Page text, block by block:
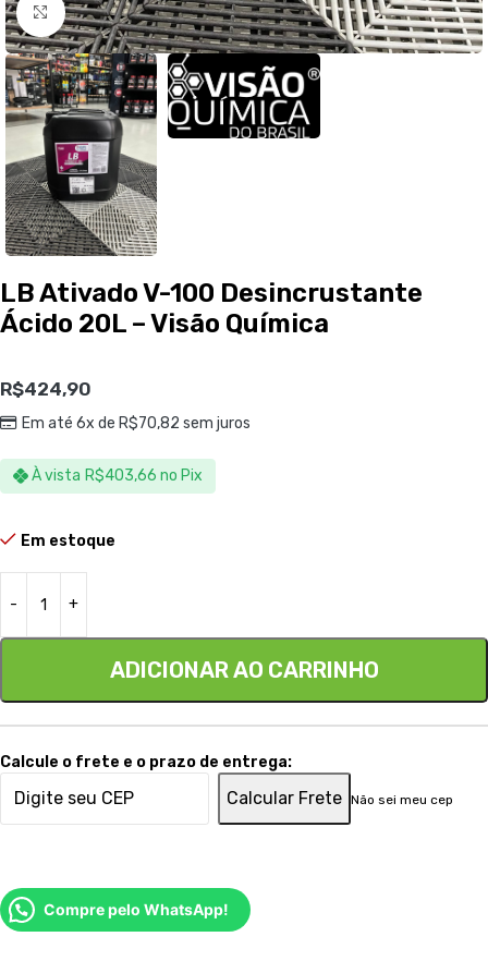
Clique para ampliar
LB Ativado V-100 Desincrustante
Ácido 20L – Visão Química
R$424,90
Em até 6x de R$70,82 sem juros
À vista R$403,66 no Pix
Em estoque
ADICIONAR AO CARRINHO
Calcule o frete e o prazo de entrega:
Calcular Frete Não sei meu cep
Compre pelo WhatsApp!